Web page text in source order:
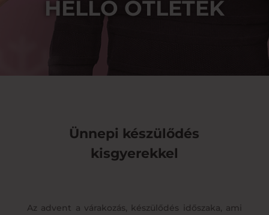
HELLO ÖTLETEK
Ünnepi készülődés
kisgyerekkel
Az advent a várakozás, készülődés időszaka, ami